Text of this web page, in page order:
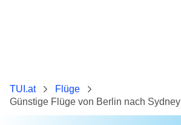
TUI.at
Flüge
Günstige Flüge von Berlin nach Sydney